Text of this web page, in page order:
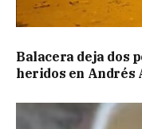
Balacera deja dos
heridos en Andrés